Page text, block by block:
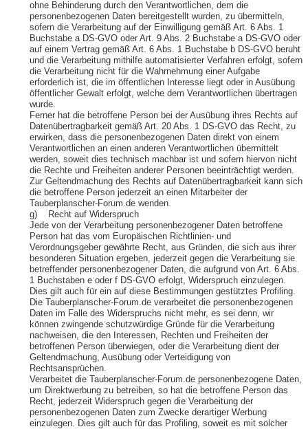
ohne Behinderung durch den Verantwortlichen, dem die
personenbezogenen Daten bereitgestellt wurden, zu übermitteln,
sofern die Verarbeitung auf der Einwilligung gemäß Art. 6 Abs. 1
Buchstabe a DS-GVO oder Art. 9 Abs. 2 Buchstabe a DS-GVO oder
auf einem Vertrag gemäß Art. 6 Abs. 1 Buchstabe b DS-GVO beruht
und die Verarbeitung mithilfe automatisierter Verfahren erfolgt, sofern
die Verarbeitung nicht für die Wahrnehmung einer Aufgabe
erforderlich ist, die im öffentlichen Interesse liegt oder in Ausübung
öffentlicher Gewalt erfolgt, welche dem Verantwortlichen übertragen
wurde.
Ferner hat die betroffene Person bei der Ausübung ihres Rechts auf
Datenübertragbarkeit gemäß Art. 20 Abs. 1 DS-GVO das Recht, zu
erwirken, dass die personenbezogenen Daten direkt von einem
Verantwortlichen an einen anderen Verantwortlichen übermittelt
werden, soweit dies technisch machbar ist und sofern hiervon nicht
die Rechte und Freiheiten anderer Personen beeinträchtigt werden.
Zur Geltendmachung des Rechts auf Datenübertragbarkeit kann sich
die betroffene Person jederzeit an einen Mitarbeiter der
Tauberplanscher-Forum.de wenden.
g) Recht auf Widerspruch
Jede von der Verarbeitung personenbezogener Daten betroffene
Person hat das vom Europäischen Richtlinien- und
Verordnungsgeber gewährte Recht, aus Gründen, die sich aus ihrer
besonderen Situation ergeben, jederzeit gegen die Verarbeitung sie
betreffender personenbezogener Daten, die aufgrund von Art. 6 Abs.
1 Buchstaben e oder f DS-GVO erfolgt, Widerspruch einzulegen.
Dies gilt auch für ein auf diese Bestimmungen gestütztes Profiling.
Die Tauberplanscher-Forum.de verarbeitet die personenbezogenen
Daten im Falle des Widerspruchs nicht mehr, es sei denn, wir
können zwingende schutzwürdige Gründe für die Verarbeitung
nachweisen, die den Interessen, Rechten und Freiheiten der
betroffenen Person überwiegen, oder die Verarbeitung dient der
Geltendmachung, Ausübung oder Verteidigung von
Rechtsansprüchen.
Verarbeitet die Tauberplanscher-Forum.de personenbezogene Daten,
um Direktwerbung zu betreiben, so hat die betroffene Person das
Recht, jederzeit Widerspruch gegen die Verarbeitung der
personenbezogenen Daten zum Zwecke derartiger Werbung
einzulegen. Dies gilt auch für das Profiling, soweit es mit solcher